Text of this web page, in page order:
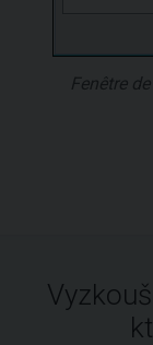
Fenêtre